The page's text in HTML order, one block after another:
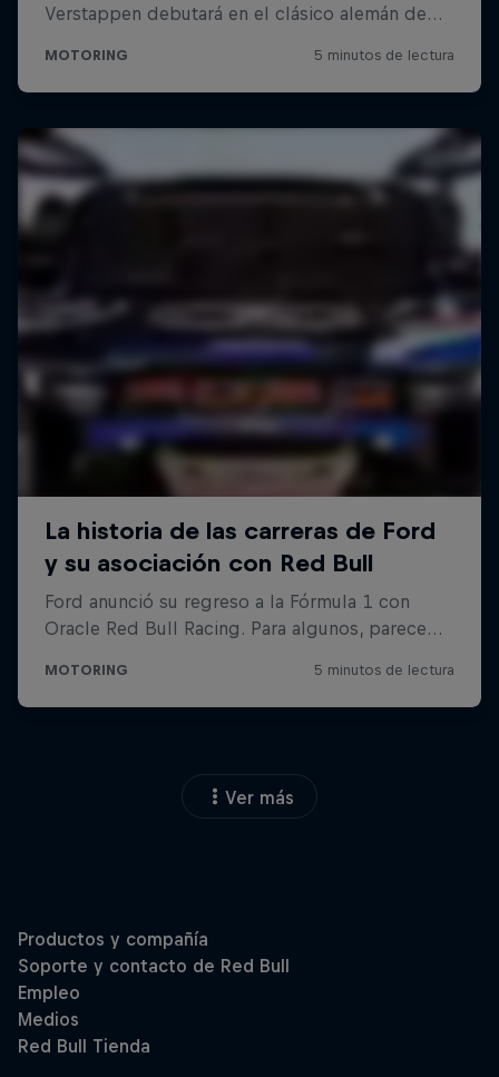
Ver más